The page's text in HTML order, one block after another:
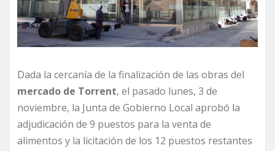
Dada la cercanía de la finalización de las obras del
mercado de Torrent, el pasado lunes, 3 de
noviembre, la Junta de Gobierno Local aprobó la
adjudicación de 9 puestos para la venta de
alimentos y la licitación de los 12 puestos restantes